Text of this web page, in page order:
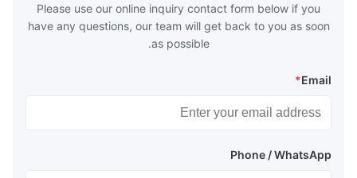
Please use our online inquiry contact form below if you
have any questions, our team will get back to you as soon
as possible.
Email
*
Phone / WhatsApp